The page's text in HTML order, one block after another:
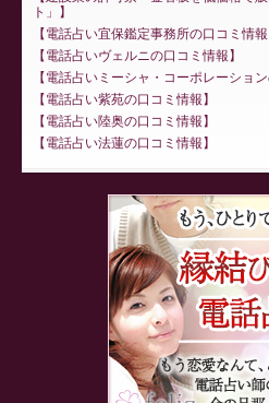
ト」
電話占い宜保鑑定事務所の口コミ情報
電話占いヴェルニの口コミ情報
電話占いミーシャ・コーポレーショ
電話占い紫苑の口コミ情報
電話占い陸奥の口コミ情報
電話占い法蓮の口コミ情報